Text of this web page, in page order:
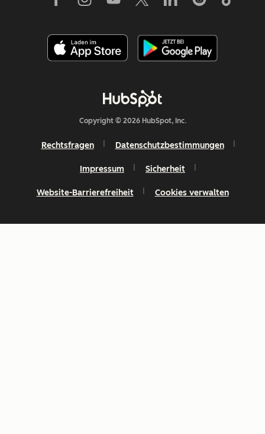
Copyright © 2026 HubSpot, Inc.
Rechtsfragen Datenschutzbestimmungen
Impressum Sicherheit
Website-Barrierefreiheit Cookies verwalten